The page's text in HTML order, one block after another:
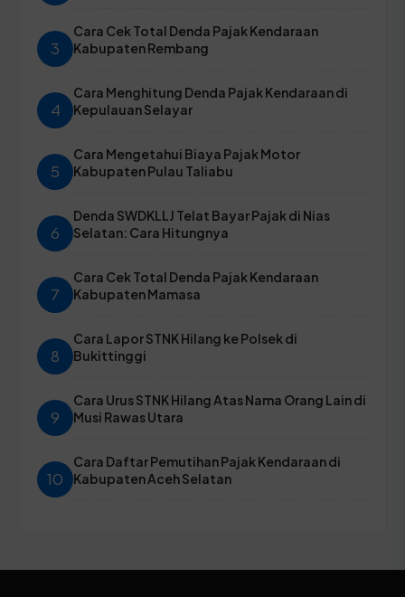
3
Cara Cek Total Denda Pajak Kendaraan
Kabupaten Rembang
4
Cara Menghitung Denda Pajak Kendaraan di
Kepulauan Selayar
5
Cara Mengetahui Biaya Pajak Motor
Kabupaten Pulau Taliabu
6
Denda SWDKLLJ Telat Bayar Pajak di Nias
Selatan: Cara Hitungnya
7
Cara Cek Total Denda Pajak Kendaraan
Kabupaten Mamasa
8
Cara Lapor STNK Hilang ke Polsek di
Bukittinggi
9
Cara Urus STNK Hilang Atas Nama Orang Lain di
Musi Rawas Utara
10
Cara Daftar Pemutihan Pajak Kendaraan di
Kabupaten Aceh Selatan